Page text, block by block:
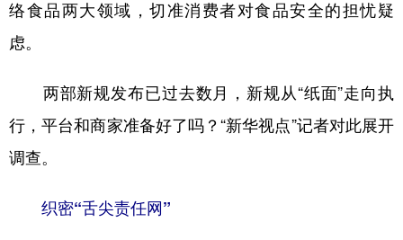
地方频道
络食品两大领域，切准消费者对食品安全的担忧疑
虑。
两部新规发布已过去数月，新规从“纸面”走向执
行，平台和商家准备好了吗？“新华视点”记者对此展开
调查。
织密“舌尖责任网”